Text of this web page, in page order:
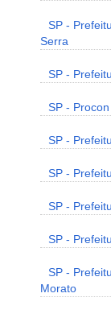
SP -
Serra
SP -
SP -
SP -
SP -
SP -
SP -
SP -
Morato